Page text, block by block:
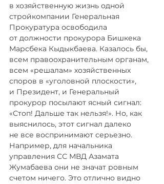
в хозяйственную жизнь одной
стройкомпании Генеральная
Прокуратура освободила
от должности прокурора Бишкека
Марсбека Кыдыкбаева. Казалось бы,
всем правоохранительным органам,
всем «решалам» хозяйственных
споров в «уголовной плоскости»,
и Президент, и Генеральный
прокурор посылают ясный сигнал:
«Стоп! Дальше так нельзя!». Но, как
выяснилось, этот сигнал далеко
не все воспринимают серьезно.
Например, для начальника
управления СС МВД Азамата
Жумабаева они не значат ровным
счетом ничего. Это отлично видно